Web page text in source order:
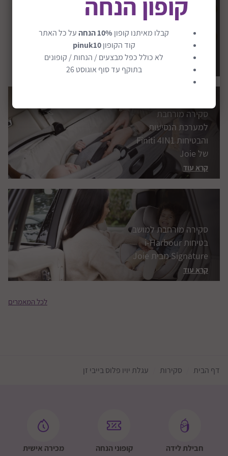
המבוקשים ביותר
לשנת התשפ”ג
סקירה מורחבת
למערכת הנסיעות
והבטיחות Finiti 4IN1
של Joie
קרא עוד
סקירה מורחבת למושב
בטיחות i-Harbour
Signature מבית Joie
קרא עוד
קרא עוד
לכל המאמרים
דף הבית סקירות עגלת יויו פלוס בייבי זן
חבילת לידה קופוני הנחה מכירה אישית
קבלו מאיתנו קופון 10% הנחה
על כל האתר
קוד הקופוןpinuk10
לא כולל כפל מבצעים / הנחות / קופונים
בתוקף עד סוף אוגוסט 26